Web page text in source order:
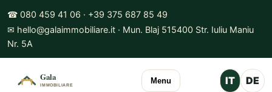
☎ 080 459 41 06 · +39 375 687 85 49
✉ hello@galaimmobiliare.it · Mun. Blaj 515400 Str. Iuliu Maniu
Nr. 5A
Menu IT DE